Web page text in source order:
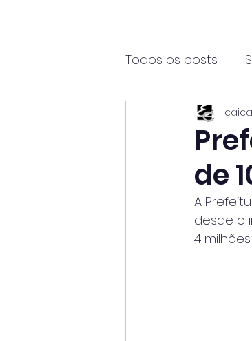
Todos os posts
Página2
de
A
desde o
4